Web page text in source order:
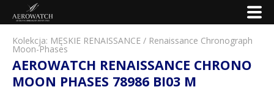
Kolekcja: MĘSKIE RENAISSANCE / Renaissance Chronograph
Moon-Phases
AEROWATCH RENAISSANCE CHRONO
MOON PHASES 78986 BI03 M